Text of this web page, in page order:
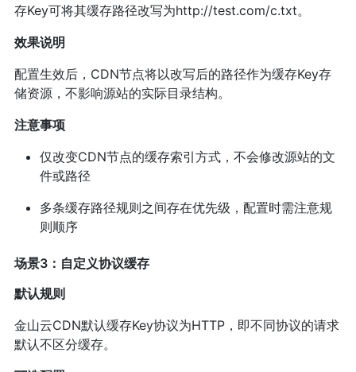
存Key可将其缓存路径改写为http://test.com/c.txt。
效果说明
配置生效后，CDN节点将以改写后的路径作为缓存Key存
储资源，不影响源站的实际目录结构。
注意事项
仅改变CDN节点的缓存索引方式，不会修改源站的文
件或路径
多条缓存路径规则之间存在优先级，配置时需注意规
则顺序
场景3：自定义协议缓存
默认规则
金山云CDN默认缓存Key协议为HTTP，即不同协议的请求
默认不区分缓存。